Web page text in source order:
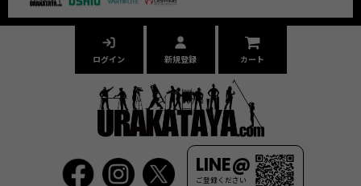
LINE@
ご登録ください
ログイン 新規登録 カート